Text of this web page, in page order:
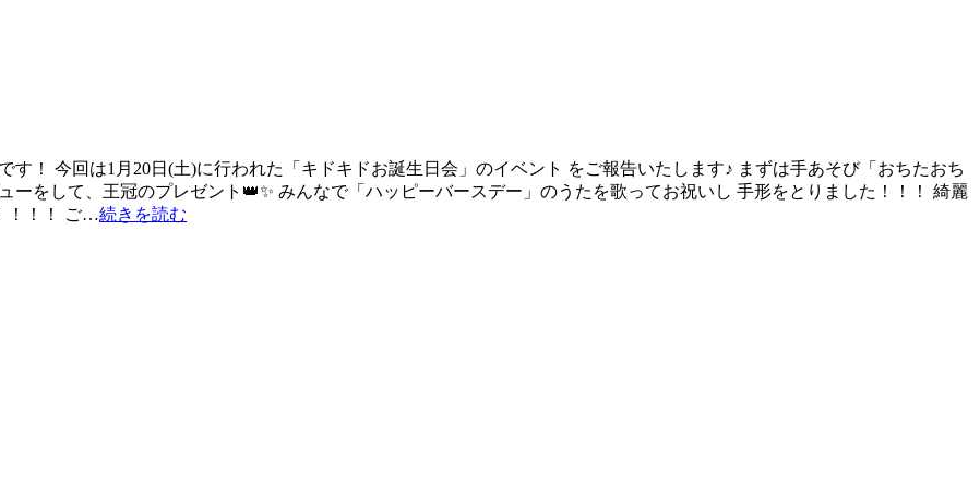
！ 今回は1月20日(土)に行われた「キドキドお誕生日会」のイベント をご報告いたします♪ まずは手あそび「おちたおち
ーをして、王冠のプレゼント👑✨ みんなで「ハッピーバースデー」のうたを歌ってお祝いし 手形をとりました！！！ 綺麗
！！！ ご…続きを読む